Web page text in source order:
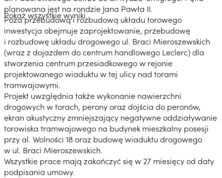
Pokaż wszystkie wyniki
planowana jest na rondzie Jana Pawła II.
Poza przebudową i rozbudową układu torowego
inwestycja obejmuje zaprojektowanie, przebudowę
i rozbudowę układu drogowego ul. Braci Mieroszewskich
(wraz z dojazdem do centrum handlowego Leclerc) dla
stworzenia centrum przesiadkowego w rejonie
projektowanego wiaduktu w tej ulicy nad torami
tramwajowymi.
Projekt uwzględnia także wykonanie nawierzchni
drogowych w torach, perony oraz dojścia do peronów,
ekran akustyczny zmniejszający negatywne oddziaływanie
torowiska tramwajowego na budynek mieszkalny posesji
przy al. Wolności 18 oraz budowę wiaduktu drogowego
w ul. Braci Mieroszewskich.
Wszystkie prace mają zakończyć się w 27 miesięcy od daty
podpisania umowy.